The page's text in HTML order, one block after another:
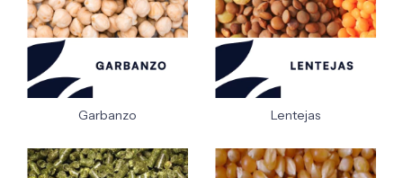
Garbanzo Lentejas